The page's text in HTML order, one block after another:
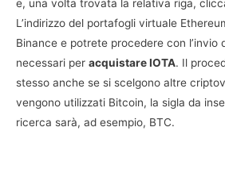
e, una volta trovata la relativa riga,
L’indirizzo del portafogli virtuale
Binance e potrete procedere con l’invio
necessari per acquistare IOTA. Il
stesso anche se si scelgono altre
vengono utilizzati Bitcoin, la sigla da
ricerca sarà, ad esempio, BTC.